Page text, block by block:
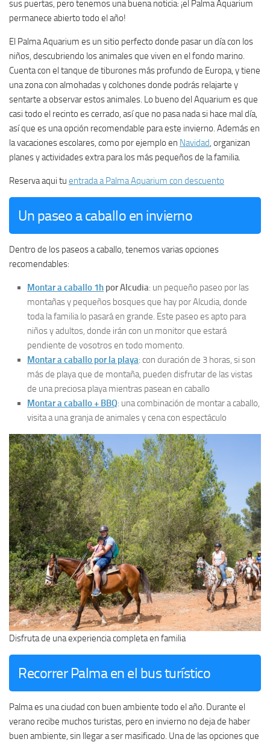
sus puertas, pero tenemos una buena noticia: ¡el Palma Aquarium
permanece abierto todo el año!
El Palma Aquarium es un sitio perfecto donde pasar un día con los
niños, descubriendo los animales que viven en el fondo marino.
Cuenta con el tanque de tiburones más profundo de Europa, y tiene
una zona con almohadas y colchones donde podrás relajarte y
sentarte a observar estos animales. Lo bueno del Aquarium es que
casi todo el recinto es cerrado, así que no pasa nada si hace mal día,
así que es una opción recomendable para este invierno. Además en
la vacaciones escolares, como por ejemplo en Navidad , organizan
planes y actividades extra para los más pequeños de la familia.
Reserva aqui tu entrada a Palma Aquarium con descuento
Un paseo a caballo en invierno
Dentro de los paseos a caballo, tenemos varias opciones
recomendables:
Montar a caballo 1h por Alcudia: un pequeño paseo por las
montañas y pequeños bosques que hay por Alcudia, donde
toda la familia lo pasará en grande. Este paseo es apto para
niños y adultos, donde irán con un monitor que estará
pendiente de vosotros en todo momento.
Montar a caballo por la playa: con duración de 3 horas, si son
más de playa que de montaña, pueden disfrutar de las vistas
de una preciosa playa mientras pasean en caballo
Montar a caballo + BBQ: una combinación de montar a caballo,
visita a una granja de animales y cena con espectáculo
Disfruta de una experiencia completa en familia
Recorrer Palma en el bus turístico
Palma es una ciudad con buen ambiente todo el año. Durante el
verano recibe muchos turistas, pero en invierno no deja de haber
buen ambiente, sin llegar a ser masificado. Una de las opciones que